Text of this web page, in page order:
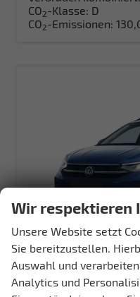
CO2-Klasse: D
CO2-Emissionen:
Volkswagen Taigo
Wir respektieren
Unsere Website setzt
Sie bereitzustellen.
Auswahl und
Analytics und